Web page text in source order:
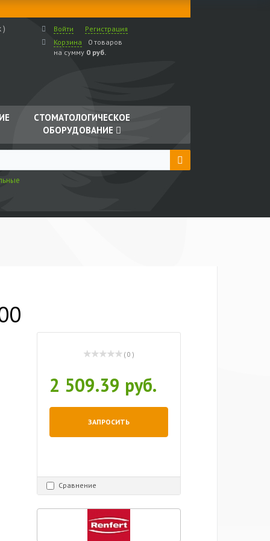
) Войти
Регистрация
Корзина
0 товаров
на сумму 0 руб.
СТОМАТОЛОГИЧЕСКОЕ
ОБОРУДОВАНИЕ
( 0 )
2 509.39 руб.
ЗАПРОСИТЬ
Сравнение